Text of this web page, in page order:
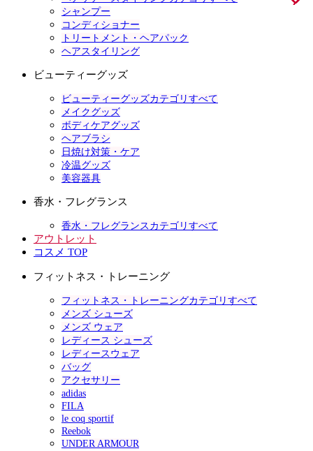
シャンプー
コンディショナー
トリートメント・ヘアパック
ヘアスタイリング
ビューティーグッズ
ビューティーグッズカテゴリすべて
メイクグッズ
ボディケアグッズ
ヘアブラシ
日焼け対策・ケア
冷温グッズ
美容器具
香水・フレグランス
香水・フレグランスカテゴリすべて
アウトレット
コスメ TOP
フィットネス・トレーニング
フィットネス・トレーニングカテゴリすべて
メンズ シューズ
メンズ ウェア
レディース シューズ
レディースウェア
バッグ
アクセサリー
adidas
FILA
le coq sportif
Reebok
UNDER ARMOUR